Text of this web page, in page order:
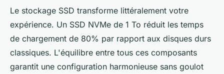
Le stockage SSD transforme littéralement votre
expérience. Un SSD NVMe de 1 To réduit les temps
de chargement de 80% par rapport aux disques durs
classiques. L'équilibre entre tous ces composants
garantit une configuration harmonieuse sans goulot